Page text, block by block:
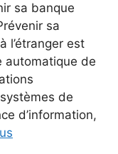
sa banque
sa
l’étranger est
automatique de
de
d’information,